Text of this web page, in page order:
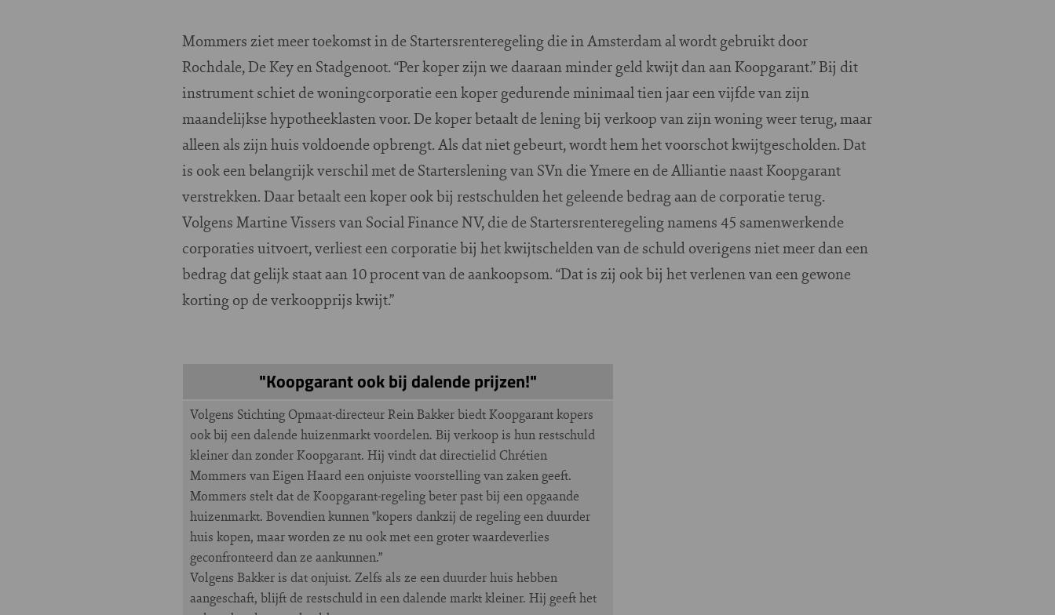
Mommers ziet meer toekomst in de Startersrenteregeling die in Amsterdam al wordt gebruikt door
Rochdale, De Key en Stadgenoot. “Per koper zijn we daaraan minder geld kwijt dan aan Koopgarant.” Bij dit
instrument schiet de woningcorporatie een koper gedurende minimaal tien jaar een vijfde van zijn
maandelijkse hypotheeklasten voor. De koper betaalt de lening bij verkoop van zijn woning weer terug, maar
alleen als zijn huis voldoende opbrengt. Als dat niet gebeurt, wordt hem het voorschot kwijtgescholden. Dat
is ook een belangrijk verschil met de Starterslening van SVn die Ymere en de Alliantie naast Koopgarant
verstrekken. Daar betaalt een koper ook bij restschulden het geleende bedrag aan de corporatie terug.
Volgens Martine Vissers van Social Finance NV, die de Startersrenteregeling namens 45 samenwerkende
corporaties uitvoert, verliest een corporatie bij het kwijtschelden van de schuld overigens niet meer dan een
bedrag dat gelijk staat aan 10 procent van de aankoopsom. “Dat is zij ook bij het verlenen van een gewone
korting op de verkoopprijs kwijt.”
"Koopgarant ook bij dalende prijzen!"
Volgens Stichting Opmaat-directeur Rein Bakker biedt Koopgarant kopers
ook bij een dalende huizenmarkt voordelen. Bij verkoop is hun restschuld
kleiner dan zonder Koopgarant. Hij vindt dat directielid Chrétien
Mommers van Eigen Haard een onjuiste voorstelling van zaken geeft.
Mommers stelt dat de Koopgarant-regeling beter past bij een opgaande
huizenmarkt. Bovendien kunnen "kopers dankzij de regeling een duurder
huis kopen, maar worden ze nu ook met een groter waardeverlies
geconfronteerd dan ze aankunnen.”
Volgens Bakker is dat onjuist. Zelfs als ze een duurder huis hebben
aangeschaft, blijft de restschuld in een dalende markt kleiner. Hij geeft het